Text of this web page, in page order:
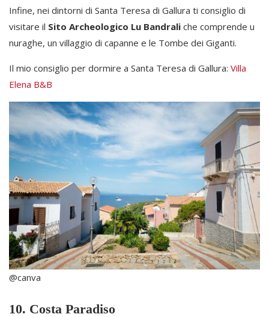
Infine, nei dintorni di Santa Teresa di Gallura ti consiglio di
visitare il Sito Archeologico Lu Bandrali che comprende u
nuraghe, un villaggio di capanne e le Tombe dei Giganti.
Il mio consiglio per dormire a Santa Teresa di Gallura: Villa
Elena B&B
@canva
10. Costa Paradiso